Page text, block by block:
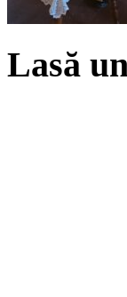
Lasă